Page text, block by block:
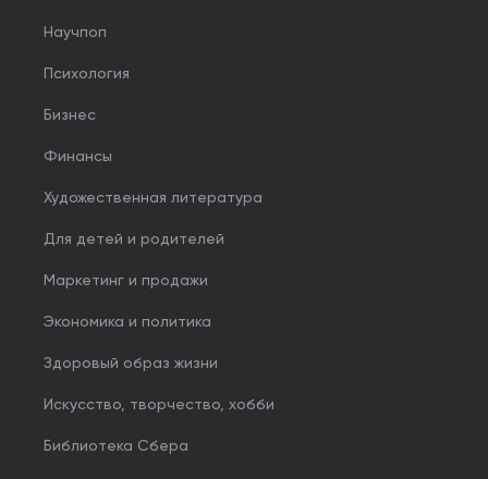
Научпоп
Психология
Бизнес
Финансы
Художественная литература
Для детей и родителей
Маркетинг и продажи
Экономика и политика
Здоровый образ жизни
Искусство, творчество, хобби
Библиотека Сбера